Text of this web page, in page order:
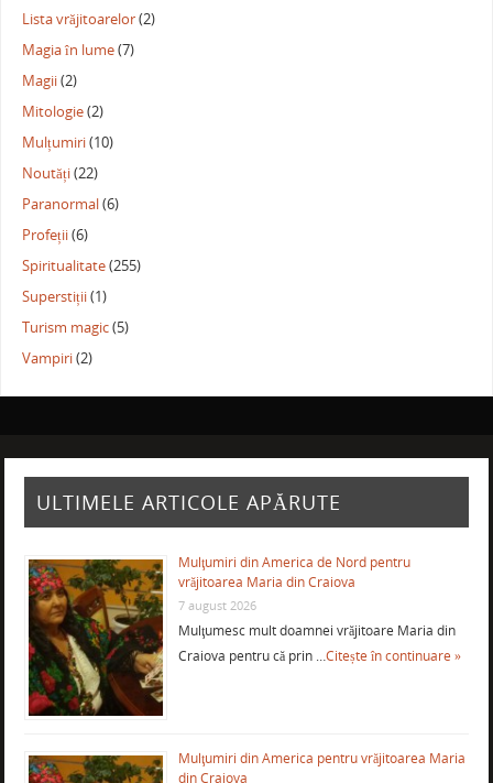
Lista vrăjitoarelor(2)
Magia în lume(7)
Magii(2)
Mitologie(2)
Mulțumiri(10)
Noutăți(22)
Paranormal(6)
Profeții(6)
Spiritualitate(255)
Superstiții(1)
Turism magic(5)
Vampiri(2)
ULTIMELE ARTICOLE APĂRUTE
Mulţumiri din America de Nord pentru
vrăjitoarea Maria din Craiova
7 august 2026
Mulţumesc mult doamnei vrăjitoare Maria din
Craiova pentru că prin …Citește în continuare »
Mulţumiri din America pentru vrăjitoarea Maria
din Craiova